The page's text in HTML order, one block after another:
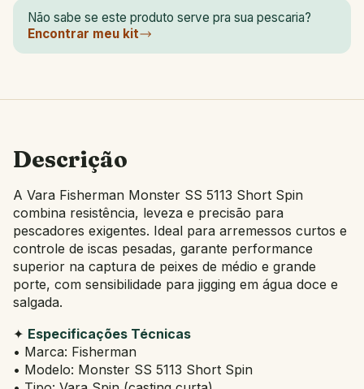
Não sabe se este produto serve pra sua pescaria?
Encontrar meu kit
Descrição
A Vara Fisherman Monster SS 5113 Short Spin
combina resistência, leveza e precisão para
pescadores exigentes. Ideal para arremessos curtos e
controle de iscas pesadas, garante performance
superior na captura de peixes de médio e grande
porte, com sensibilidade para jigging em água doce e
salgada.
✦ Especificações Técnicas
• Marca: Fisherman
• Modelo: Monster SS 5113 Short Spin